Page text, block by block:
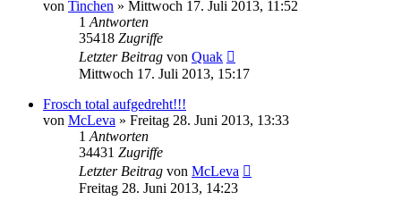
von Tinchen » Mittwoch 17. Juli 2013, 11:52
1 Antworten
35418 Zugriffe
Letzter Beitrag von Quak
Mittwoch 17. Juli 2013, 15:17
Frosch total aufgedreht!!!
von McLeva » Freitag 28. Juni 2013, 13:33
1 Antworten
34431 Zugriffe
Letzter Beitrag von McLeva
Freitag 28. Juni 2013, 14:23